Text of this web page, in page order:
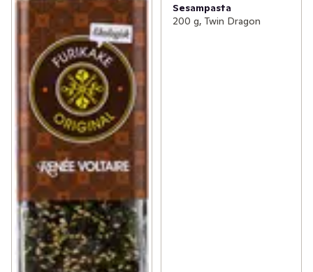
Sesampasta
200 g, Twin Dragon